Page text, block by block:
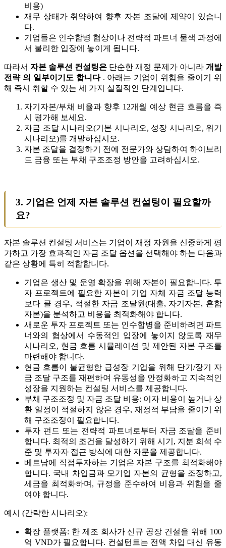
비용)
재무 상태가 취약하여 향후 자본 조달에 제약이 있습니
다.
기업들은 인수합병 협상이나 전략적 파트너 물색 과정에
서 불리한 입장에 놓이게 됩니다.
따라서 자본 솔루션 컨설팅은 단순한 재정 문제가 아니라 개발
전략 의 일부이기도 합니다 . 아래는 기업이 위험을 줄이기 위
해 즉시 취할 수 있는 세 가지 실질적인 단계입니다.
자기자본/부채 비율과 향후 12개월 예상 현금 흐름을 즉
시 평가해 보세요.
자금 조달 시나리오(기본 시나리오, 성장 시나리오, 위기
시나리오)를 개발하십시오.
자본 조달을 결정하기 전에 전문가와 상담하여 하이브리
드 금융 또는 부채 구조조정 방안을 고려하십시오.
3. 기업은 언제 자본 솔루션 컨설팅이 필요할까
요?
자본 솔루션 컨설팅 서비스는 기업이 재정 자원을 신중하게 평
가하고 가장 효과적인 자금 조달 옵션을 선택해야 하는 다음과
같은 상황에 특히 적합합니다.
기업은 생산 및 운영 확장을 위해 자본이 필요합니다. 투
자 프로젝트에 필요한 자본이 기업 자체 자금 조달 능력
보다 클 경우, 적절한 자금 조달원(대출, 자기자본, 혼합
자본)을 분석하고 비용을 최적화해야 합니다.
새로운 투자 프로젝트 또는 인수합병을 준비하려면 파트
너와의 협상에서 수동적인 입장에 놓이지 않도록 재무
시나리오, 현금 흐름 시뮬레이션 및 제안된 자본 구조를
마련해야 합니다.
현금 흐름이 불균형한 급성장 기업을 위해 단기/장기 자
금 조달 구조를 재편하여 유동성을 안정화하고 지속적인
성장을 지원하는 컨설팅 서비스를 제공합니다.
부채 구조조정 및 자금 조달 비용: 이자 비용이 높거나 상
환 일정이 적절하지 않은 경우, 재정적 부담을 줄이기 위
해 구조조정이 필요합니다.
투자 펀드 또는 전략적 파트너로부터 자금 조달을 준비
합니다. 최적의 조건을 달성하기 위해 시기, 지분 희석 수
준 및 투자자 접근 방식에 대한 자문을 제공합니다.
베트남에 직접투자하는 기업은 자본 구조를 최적화해야
합니다. 국내 차입금과 모기업 자본의 균형을 조정하고,
세금을 최적화하며, 규정을 준수하여 비용과 위험을 줄
여야 합니다.
예시 (간략한 시나리오):
확장 플랫폼: 한 제조 회사가 신규 공장 건설을 위해 100
억 VND가 필요합니다. 컨설턴트는 전액 차입 대신 유동